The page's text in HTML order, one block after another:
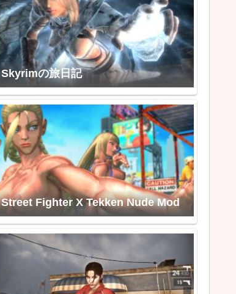
Skyrimの旅日記
Street Fighter X Tekken Nude Mod